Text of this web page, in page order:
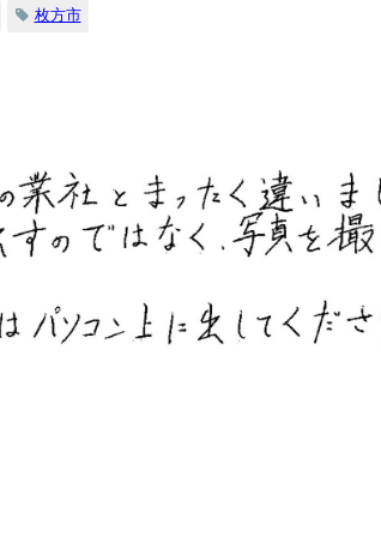
枚方市